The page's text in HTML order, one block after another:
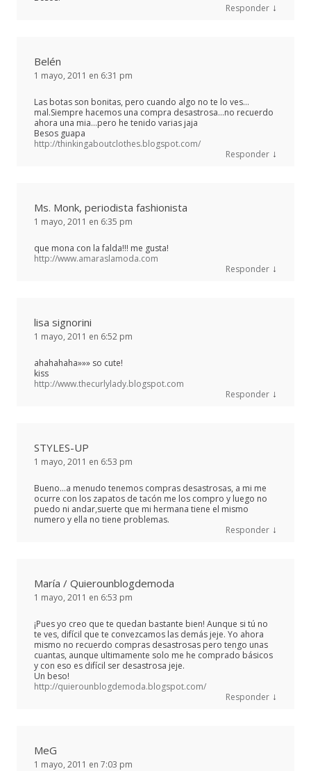
Responder ↓
Belén
1 mayo, 2011 en 6:31 pm
Las botas son bonitas, pero cuando algo no te lo ves…
mal.Siempre hacemos una compra desastrosa…no recuerdo
ahora una mia…pero he tenido varias jaja
Besos guapa
http://thinkingaboutclothes.blogspot.com/
Responder ↓
Ms. Monk, periodista fashionista
1 mayo, 2011 en 6:35 pm
que mona con la falda!!! me gusta!
http://www.amaraslamoda.com
Responder ↓
lisa signorini
1 mayo, 2011 en 6:52 pm
ahahahaha»»» so cute!
kiss
http://www.thecurlylady.blogspot.com
Responder ↓
STYLES-UP
1 mayo, 2011 en 6:53 pm
Bueno…a menudo tenemos compras desastrosas, a mi me
ocurre con los zapatos de tacón me los compro y luego no
puedo ni andar,suerte que mi hermana tiene el mismo
numero y ella no tiene problemas.
Responder ↓
María / Quierounblogdemoda
1 mayo, 2011 en 6:53 pm
¡Pues yo creo que te quedan bastante bien! Aunque si tú no
te ves, difícil que te convezcamos las demás jeje. Yo ahora
mismo no recuerdo compras desastrosas pero tengo unas
cuantas, aunque ultimamente solo me he comprado básicos
y con eso es difícil ser desastrosa jeje.
Un beso!
http://quierounblogdemoda.blogspot.com/
Responder ↓
MeG
1 mayo, 2011 en 7:03 pm